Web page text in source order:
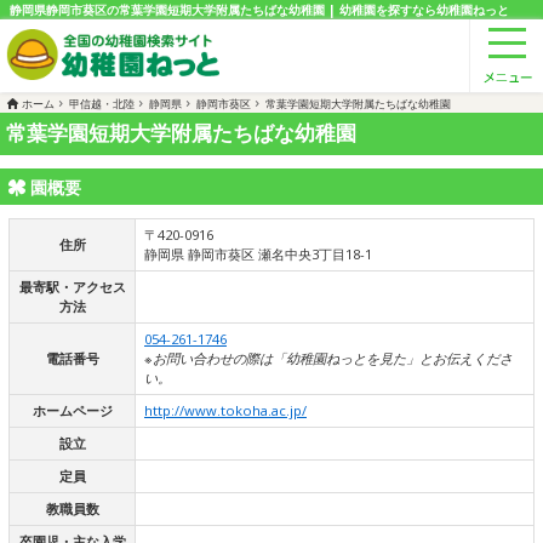
静岡県静岡市葵区の常葉学園短期大学附属たちばな幼稚園 | 幼稚園を探すなら幼稚園ねっと
ホーム 甲信越・北陸 静岡県 静岡市葵区 常葉学園短期大学附属たちばな幼稚園
常葉学園短期大学附属たちばな幼稚園
園概要
住所
〒420-0916
静岡県 静岡市葵区 瀬名中央3丁目18-1
最寄駅・アクセス
方法
電話番号
054-261-1746
※お問い合わせの際は「幼稚園ねっとを見た」とお伝えくださ
い。
ホームページ
http://www.tokoha.ac.jp/
設立
定員
教職員数